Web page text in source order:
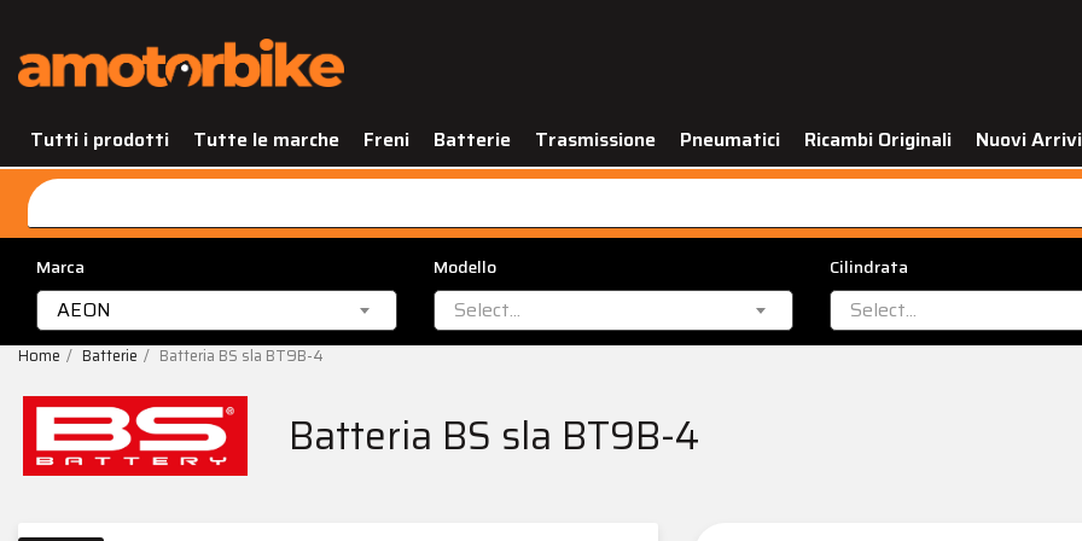
Tutti i prodotti Tutte le marche Freni Batterie Trasmissione Pneumatici Ricambi Originali Nuovi Arrivi
Marca
AEON
Modello
Select...
Cilindrata
Select...
Home Batterie Batteria BS sla BT9B-4
Batteria BS sla BT9B-4